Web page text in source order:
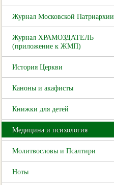
Журнал Московской Патриархии
Журнал ХРАМОЗДАТЕЛЬ
(приложение к ЖМП)
История Церкви
Каноны и акафисты
Книжки для детей
Медицина и психология
Молитвословы и Псалтири
Ноты